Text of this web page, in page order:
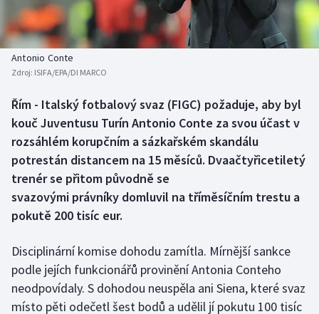
Atletika
Baseball a softbal
Basketbal
Biatlon
Boby a skeleton
Box
Curling
Cyklistika
Dostihy
Soutěže
Historické návraty
Aplikace ČT sport
AZ kvíz
Antonio Conte
Zdroj: ISIFA/EPA/DI MARCO
Řím - Italský fotbalový svaz (FIGC) požaduje, aby byl
kouč Juventusu Turín Antonio Conte za svou účast v
rozsáhlém korupčním a sázkařském skandálu
potrestán distancem na 15 měsíců. Dvaačtyřicetiletý
trenér se přitom původně se
svazovými právníky domluvil na tříměsíčním trestu a
pokutě 200 tisíc eur.
Disciplinární komise dohodu zamítla. Mírnější sankce
podle jejích funkcionářů provinění Antonia Conteho
neodpovídaly. S dohodou neuspěla ani Siena, které svaz
místo pěti odečetl šest bodů a udělil jí pokutu 100 tisíc